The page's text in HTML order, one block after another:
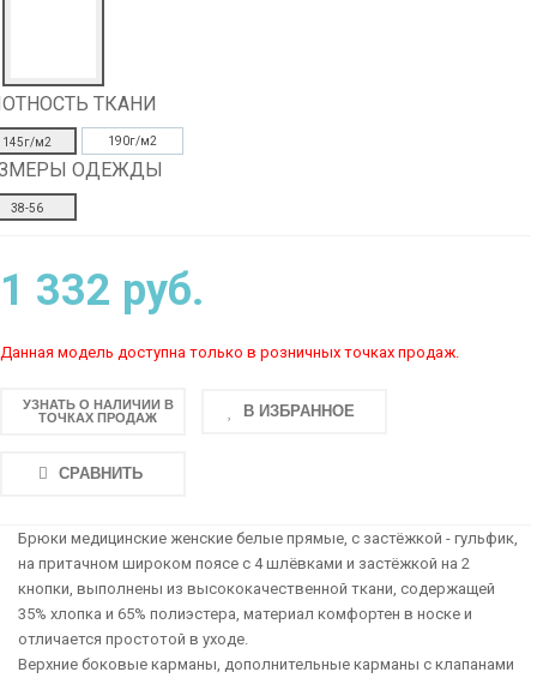
ТКАНИ
145г/м2 190г/м2
ОДЕЖДЫ
38-56
1 332 руб.
Данная модель доступна только в розничных точках продаж.
УЗНАТЬ О НАЛИЧИИ В
ТОЧКАХ ПРОДАЖ
В ИЗБРАННОЕ
СРАВНИТЬ
Брюки медицинские женские белые прямые, с застёжкой - гульфик,
на притачном широком поясе с 4 шлёвками и застёжкой на 2
кнопки, выполнены из высококачественной ткани, содержащей
35% хлопка и 65% полиэстера, материал комфортен в носке и
отличается простотой в уходе.
Верхние боковые карманы, дополнительные карманы с клапанами